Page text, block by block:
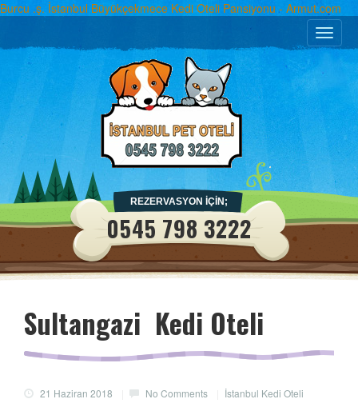
Burcu .ş. İstanbul Büyükçekmece Kedi Oteli Pansiyonu - Armut.com
Toggle
REZERVASYON İÇİN;
0545 798 3222
Sultangazi Kedi Oteli
21 Haziran 2018 No Comments İstanbul Kedi Oteli